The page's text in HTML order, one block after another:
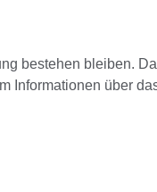
bestehen bleiben.
über